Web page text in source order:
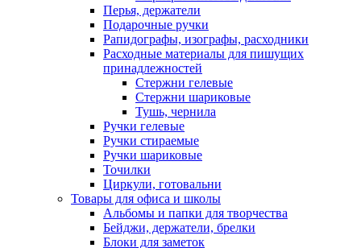
Перья, держатели
Подарочные ручки
Рапидографы, изографы, расходники
Расходные материалы для пишущих
принадлежностей
Стержни гелевые
Стержни шариковые
Тушь, чернила
Ручки гелевые
Ручки стираемые
Ручки шариковые
Точилки
Циркули, готовальни
Товары для офиса и школы
Альбомы и папки для творчества
Бейджи, держатели, брелки
Блоки для заметок